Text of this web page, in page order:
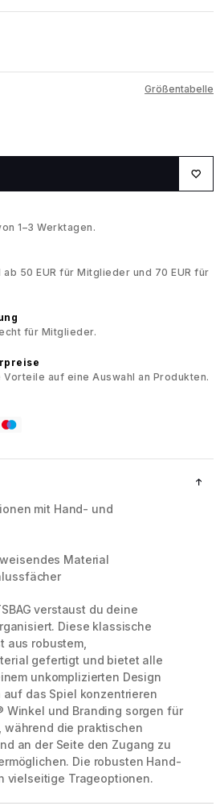
Größentabelle
1–3 Werktagen.
50 EUR für Mitglieder und 70 EUR für
für Mitglieder.
auf eine Auswahl an Produkten.
mit Hand- und
Material
verstaust du deine
Diese klassische
aus robustem,
gefertigt und bietet alle
unkomplizierten Design
das Spiel konzentrieren
Winkel und Branding sorgen für
während die praktischen
an der Seite den Zugang zu
Die robusten Hand-
vielseitige Trageoptionen.